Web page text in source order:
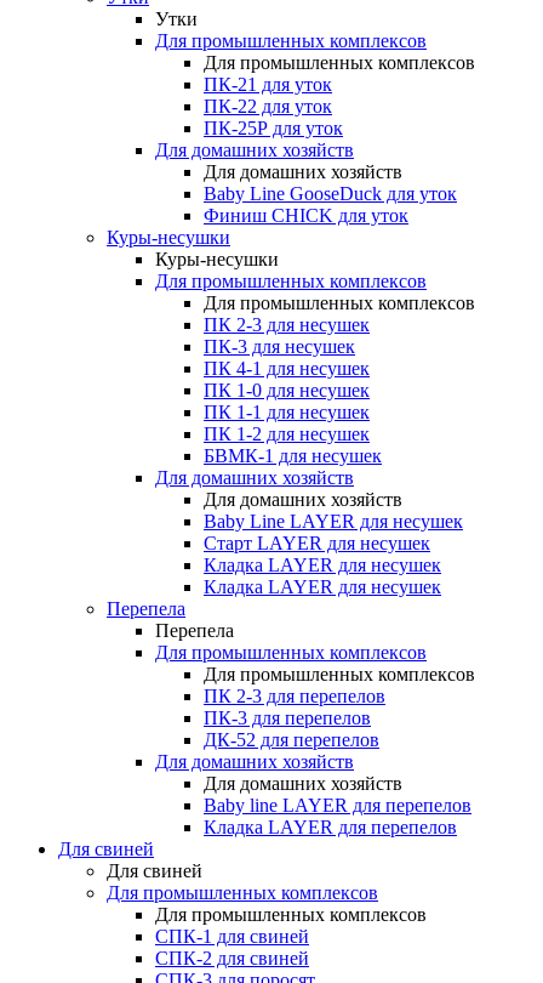
Утки
Для промышленных комплексов
Для промышленных комплексов
ПК-21 для уток
ПК-22 для уток
ПК-25Р для уток
Для домашних хозяйств
Для домашних хозяйств
Baby Line GooseDuck для уток
Финиш CHICK для уток
Куры-несушки
Куры-несушки
Для промышленных комплексов
Для промышленных комплексов
ПК 2-3 для несушек
ПК-3 для несушек
ПК 4-1 для несушек
ПК 1-0 для несушек
ПК 1-1 для несушек
ПК 1-2 для несушек
БВМК-1 для несушек
Для домашних хозяйств
Для домашних хозяйств
Baby Line LAYER для несушек
Старт LAYER для несушек
Кладка LAYER для несушек
Кладка LAYER для несушек
Перепела
Перепела
Для промышленных комплексов
Для промышленных комплексов
ПК 2-3 для перепелов
ПК-3 для перепелов
ДК-52 для перепелов
Для домашних хозяйств
Для домашних хозяйств
Baby line LAYER для перепелов
Кладка LAYER для перепелов
Для свиней
Для свиней
Для промышленных комплексов
Для промышленных комплексов
СПК-1 для свиней
СПК-2 для свиней